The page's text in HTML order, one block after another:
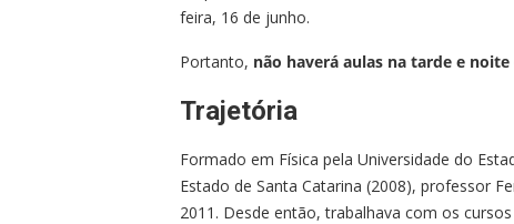
feira, 16 de junho.
Portanto, não haverá aulas na tarde e
Trajetória
Formado em Física pela Universidade do
Estado de Santa Catarina (2008), professor
2011. Desde então, trabalhava com os